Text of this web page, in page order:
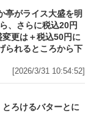
亭がライス大盛を明
、さらに税込20円
更は＋税込50円に
られるところから下
[2026/3/31 10:54:52]
ろけるバターとに